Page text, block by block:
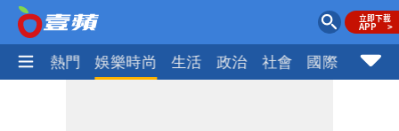
焦點 熱門 娛樂時尚 生活 政治 社會 國際 財經